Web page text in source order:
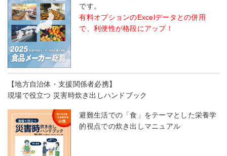
です。
有料オプションのExcelデータとの併用
で、利便性が格段にアップ！
【地方自治体・支援関係者必携】
現場で役立つ 災害時炊き出しハンドブック
避難生活での「食」をテーマとした栄養学
的視点での炊き出しマニュアル